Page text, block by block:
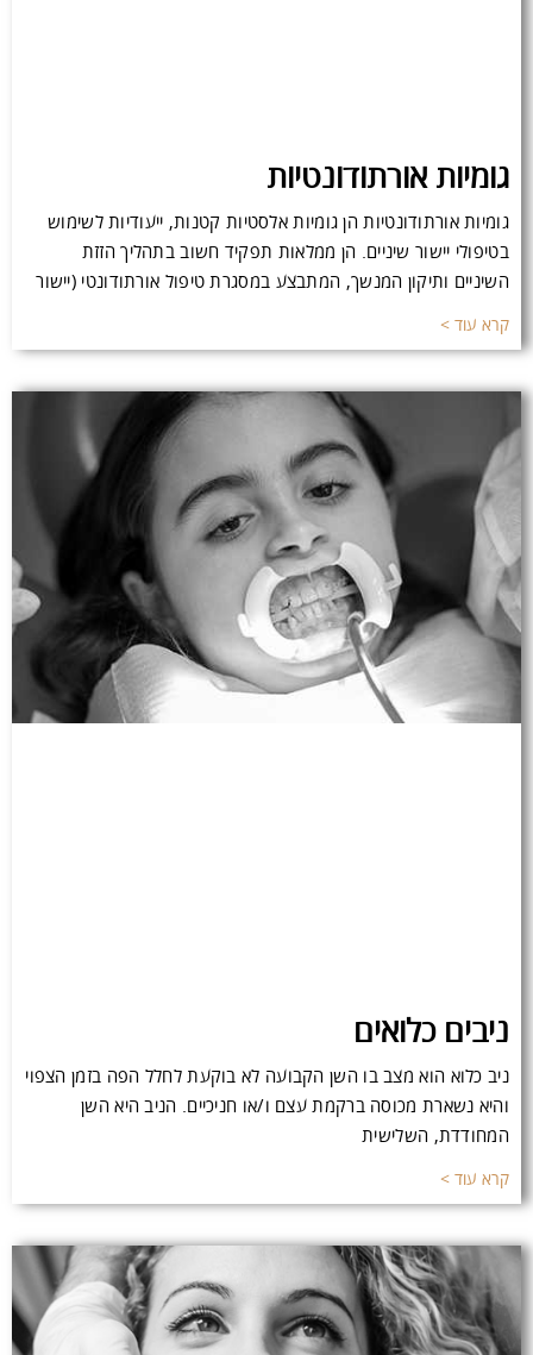
גומיות אורתודונטיות
גומיות אורתודונטיות הן גומיות אלסטיות קטנות, ייעודיות לשימוש
בטיפולי יישור שיניים. הן ממלאות תפקיד חשוב בתהליך הזזת
השיניים ותיקון המנשך, המתבצע במסגרת טיפול אורתודונטי (יישור
קרא עוד >
ניבים כלואים
ניב כלוא הוא מצב בו השן הקבועה לא בוקעת לחלל הפה בזמן הצפוי
והיא נשארת מכוסה ברקמת עצם ו/או חניכיים. הניב היא השן
המחודדת, השלישית
קרא עוד >